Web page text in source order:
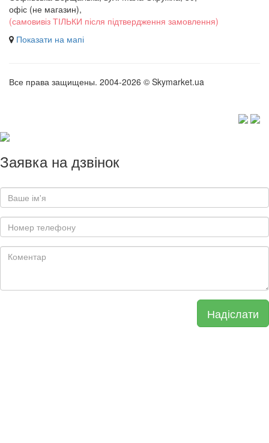
офіс (не магазин),
(самовивіз ТІЛЬКИ після підтвердження замовлення)
Показати на мапі
Все права защищены. 2004-2026 © Skymarket.ua
Заявка на дзвінок
Надіслати